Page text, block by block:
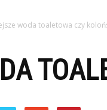
woda toaletowa czy